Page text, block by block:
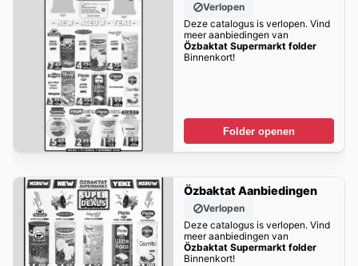
Verlopen
Deze catalogus is verlopen. Vind
meer aanbiedingen van
Özbaktat Supermarkt folder
Binnenkort!
Folder openen
Özbaktat Aanbiedingen
Verlopen
Deze catalogus is verlopen. Vind
meer aanbiedingen van
Özbaktat Supermarkt folder
Binnenkort!